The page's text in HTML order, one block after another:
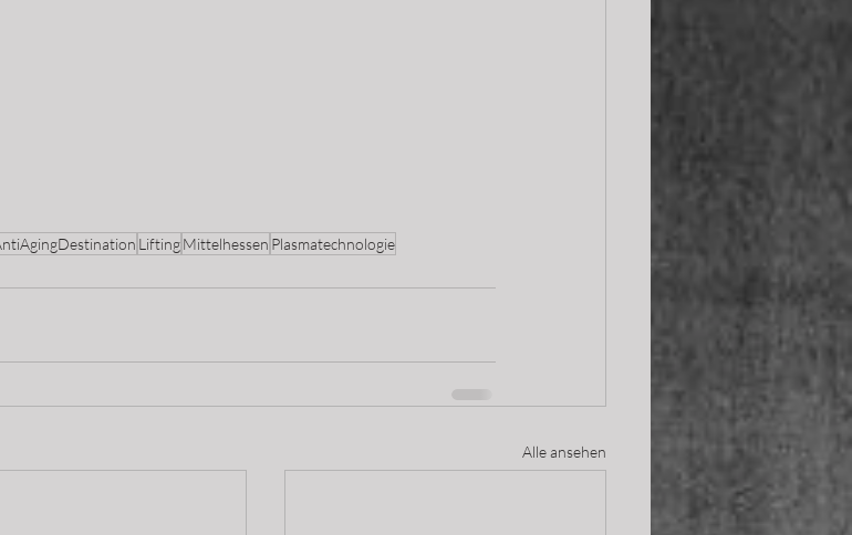
LiftingMittelhessen Plasmatechnologie
Alle ansehen